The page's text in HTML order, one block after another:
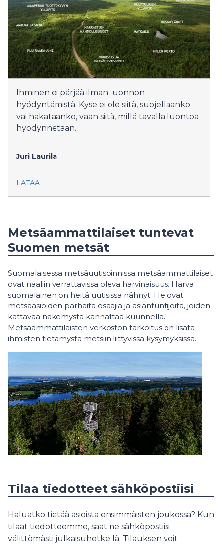
Ihminen ei pärjää ilman luonnon
hyödyntämistä. Kyse ei ole siitä, suojellaanko
vai hakataanko, vaan siitä, millä tavalla luontoa
hyödynnetään.
Juri Laurila
LATAA
Metsäammattilaiset tuntevat
Suomen metsät
Suomalaisessa metsäuutisoinnissa metsäammattilaiset
ovat naaliin verrattavissa oleva harvinaisuus. Harva
suomalainen on heitä uutisissa nähnyt. He ovat
metsäasioiden parhaita osaajia ja asiantuntijoita, joiden
kattavaa näkemystä kannattaa kuunnella.
Metsäammattilaisten verkoston tarkoitus on lisätä
ihmisten tietämystä metsiin liittyvissä kysymyksissä.
Tilaa tiedotteet sähköpostiisi
Haluatko tietää asioista ensimmäisten joukossa? Kun
tilaat tiedotteemme, saat ne sähköpostiisi
välittömästi julkaisuhetkellä. Tilauksen voit